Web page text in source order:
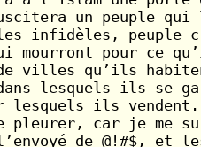
un peuple
infidèles, peuple
mourront pour ce
de villes qu’ils
lesquels ils se
lesquels ils
pleurer, car je me
de @!#$, et